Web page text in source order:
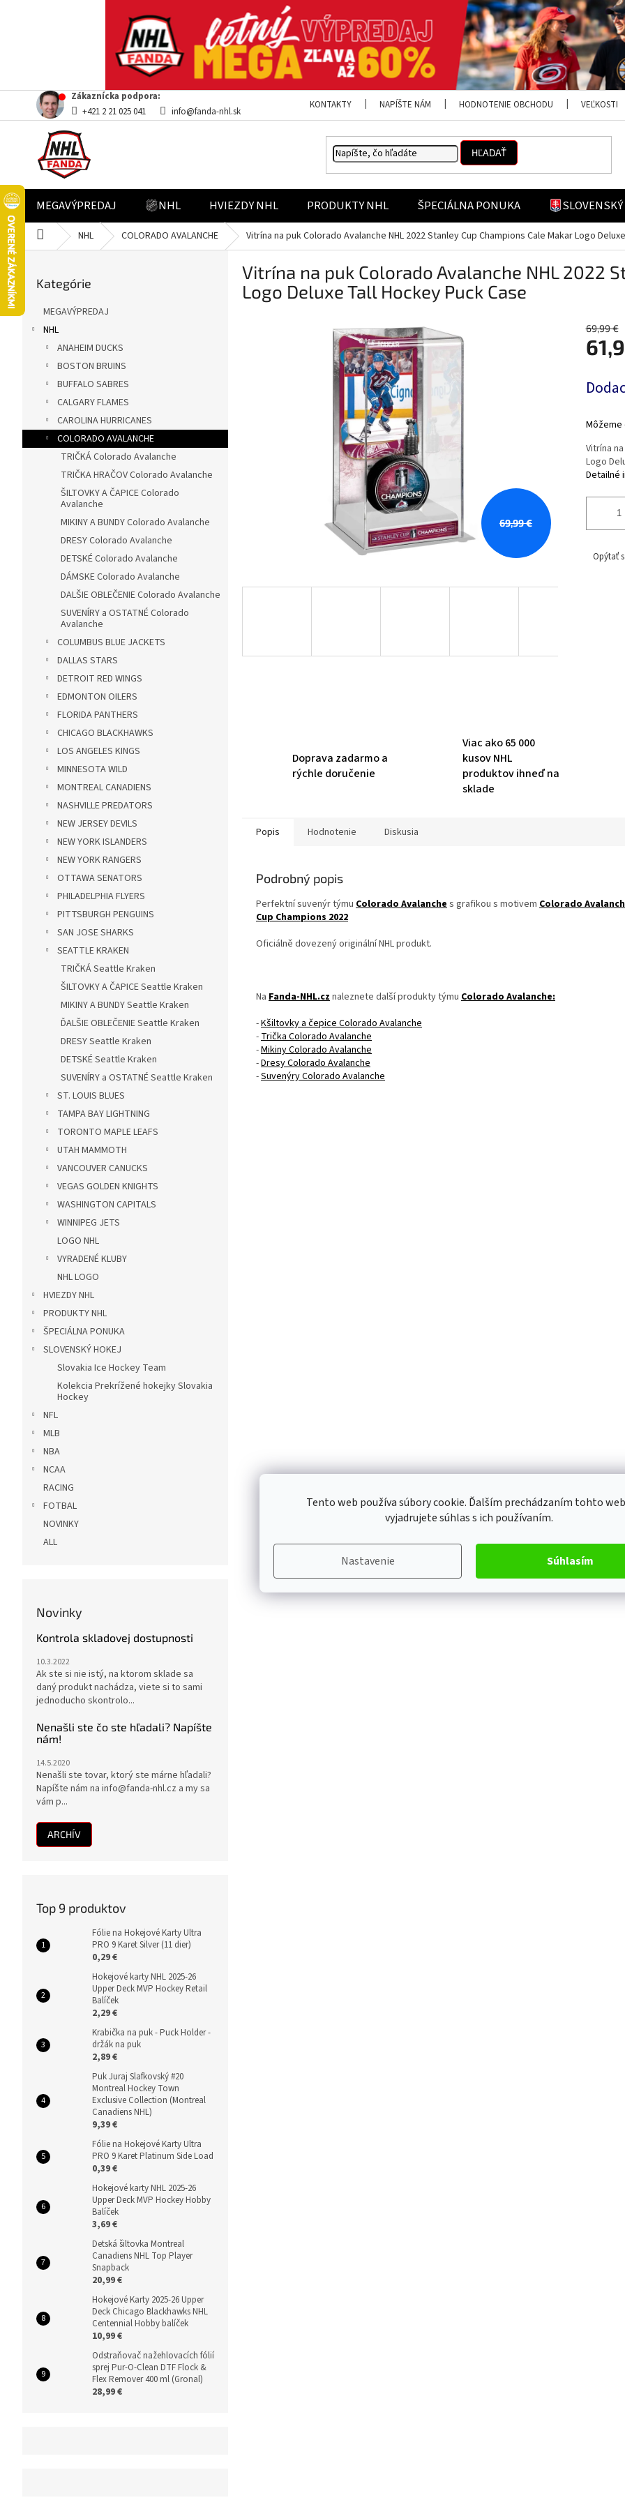
Tento web používa súbory cookie. Ďalším prechádzaním tohto
vyjadrujete súhlas s ich používaním.
Nastavenie Súhlasím
Prejsť
obsah
Zákaznícka podpora:
+421 2 21 025 041
info@fanda-nhl.sk
KONTAKTY NAPÍŠTE NÁM HODNOTENIE OBCHODU VEĽKOSTI
HĽADAŤ
MEGAVÝPREDAJ NHL HVIEZDY NHL PRODUKTY NHL ŠPECIÁLNA PONUKA
DomovNHL COLORADO AVALANCHE Vitrína na puk Colorado Avalanche NHL 2022 Stanley Cup Champions Cale Makar Logo
ý
kategórie
Kategórie
MEGAVÝPREDAJ
NHL
ANAHEIM DUCKS
BOSTON BRUINS
BUFFALO SABRES
CALGARY FLAMES
CAROLINA HURRICANES
COLORADO AVALANCHE
TRIČKÁ Colorado Avalanche
TRIČKA HRAČOV Colorado Avalanche
ŠILTOVKY A ČAPICE Colorado
Avalanche
MIKINY A BUNDY Colorado Avalanche
DRESY Colorado Avalanche
DETSKÉ Colorado Avalanche
DÁMSKE Colorado Avalanche
DALŠIE OBLEČENIE Colorado Avalanche
SUVENÍRY a OSTATNÉ Colorado
Avalanche
COLUMBUS BLUE JACKETS
DALLAS STARS
DETROIT RED WINGS
EDMONTON OILERS
FLORIDA PANTHERS
CHICAGO BLACKHAWKS
LOS ANGELES KINGS
MINNESOTA WILD
MONTREAL CANADIENS
NASHVILLE PREDATORS
NEW JERSEY DEVILS
NEW YORK ISLANDERS
NEW YORK RANGERS
OTTAWA SENATORS
PHILADELPHIA FLYERS
PITTSBURGH PENGUINS
SAN JOSE SHARKS
SEATTLE KRAKEN
TRIČKÁ Seattle Kraken
ŠILTOVKY A ČAPICE Seattle Kraken
MIKINY A BUNDY Seattle Kraken
ĎALŠIE OBLEČENIE Seattle Kraken
DRESY Seattle Kraken
DETSKÉ Seattle Kraken
SUVENÍRY a OSTATNÉ Seattle Kraken
ST. LOUIS BLUES
TAMPA BAY LIGHTNING
TORONTO MAPLE LEAFS
UTAH MAMMOTH
VANCOUVER CANUCKS
VEGAS GOLDEN KNIGHTS
WASHINGTON CAPITALS
WINNIPEG JETS
LOGO NHL
VYRADENÉ KLUBY
NHL LOGO
HVIEZDY NHL
PRODUKTY NHL
ŠPECIÁLNA PONUKA
SLOVENSKÝ HOKEJ
Slovakia Ice Hockey Team
Kolekcia Prekrížené hokejky Slovakia
Hockey
NFL
MLB
NBA
NCAA
RACING
FOTBAL
NOVINKY
ALL
Novinky
Kontrola skladovej dostupnosti
10.3.2022
Ak ste si nie istý, na ktorom sklade sa
daný produkt nachádza, viete si to sami
jednoducho skontrolo...
Nenašli ste čo ste hľadali? Napíšte
nám!
14.5.2020
Nenašli ste tovar, ktorý ste márne hľadali?
Napíšte nám na info@fanda-nhl.cz a my sa
vám p...
ARCHÍV
Top 9 produktov
Fólie na Hokejové Karty Ultra
PRO 9 Karet Silver (11 dier)
0,29 €
Hokejové karty NHL 2025-26
Upper Deck MVP Hockey Retail
Balíček
2,29 €
Krabička na puk - Puck Holder -
držák na puk
2,89 €
Puk Juraj Slafkovský #20
Montreal Hockey Town
Exclusive Collection (Montreal
Canadiens NHL)
9,39 €
Fólie na Hokejové Karty Ultra
PRO 9 Karet Platinum Side Load
0,39 €
Hokejové karty NHL 2025-26
Upper Deck MVP Hockey Hobby
Balíček
3,69 €
Detská šiltovka Montreal
Canadiens NHL Top Player
Snapback
20,99 €
Hokejové Karty 2025-26 Upper
Deck Chicago Blackhawks NHL
Centennial Hobby balíček
10,99 €
Odstraňovač nažehlovacích fólií
sprej Pur-O-Clean DTF Flock &
Flex Remover 400 ml (Gronal)
28,99 €
Vitrína na puk Colorado Avalanche NHL 2022
Logo Deluxe Tall Hockey Puck Case
69,99 €
69,99 €
cena:
Vitrína
Logo
Detailné
Opýtať
Doprava zadarmo a
rýchle doručenie
Viac ako 65 000
kusov NHL
produktov ihneď na
sklade
Popis Hodnotenie Diskusia
Podrobný popis
Perfektní suvenýr týmu Colorado Avalanche s grafikou s motivem Colorado
Cup Champions 2022
Oficiálně dovezený originální NHL produkt.
Na Fanda-NHL.cz naleznete další produkty týmu Colorado Avalanche:
-Kšiltovky a čepice Colorado Avalanche
- Trička Colorado Avalanche
-Mikiny Colorado Avalanche
-Dresy Colorado Avalanche
-Suvenýry Colorado Avalanche